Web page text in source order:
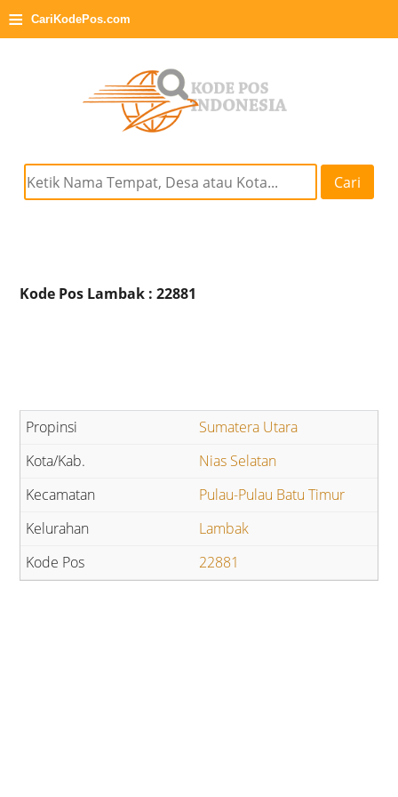
≡ CariKodePos.com
Cari
Kode Pos Lambak : 22881
Sumatera Utara
Nias Selatan
Pulau-Pulau Batu Timur
Lambak
22881